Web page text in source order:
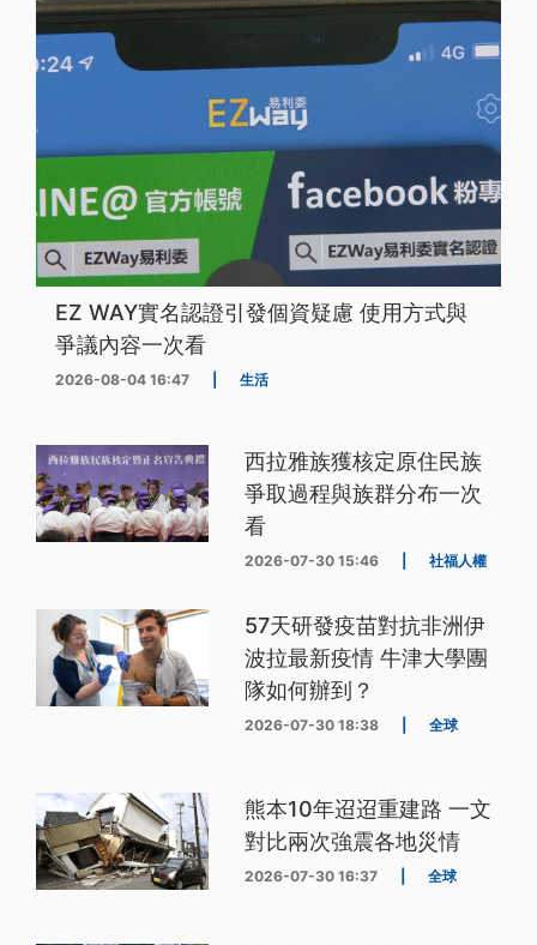
EZ WAY實名認證引發個資疑慮 使用方式與
爭議內容一次看
2026-08-04 16:47 生活
西拉雅族獲核定原住民族
爭取過程與族群分布一次
看
2026-07-30 15:46 社福人權
57天研發疫苗對抗非洲伊
波拉最新疫情 牛津大學團
隊如何辦到？
2026-07-30 18:38 全球
熊本10年迢迢重建路 一文
對比兩次強震各地災情
2026-07-30 16:37 全球